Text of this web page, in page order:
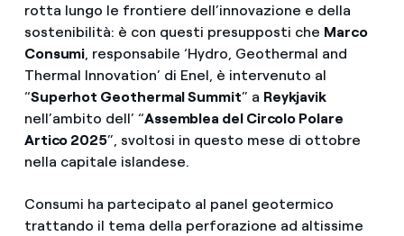
rotta lungo le frontiere dell’innovazione e della
sostenibilità: è con questi presupposti che Marco
Consumi, responsabile ‘Hydro, Geothermal and
Thermal Innovation’ di Enel, è intervenuto al
“Superhot Geothermal Summit” a Reykjavik
nell’ambito dell’ “Assemblea del Circolo Polare
Artico 2025”, svoltosi in questo mese di ottobre
nella capitale islandese.
Consumi ha partecipato al panel geotermico
trattando il tema della perforazione ad altissime